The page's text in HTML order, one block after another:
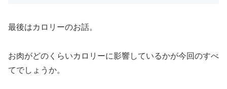
最後はカロリーのお話。
お肉がどのくらいカロリーに影響しているかが今回のすべ
てでしょうか。